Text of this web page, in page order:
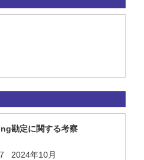
勘定に関する考察
2024年10月